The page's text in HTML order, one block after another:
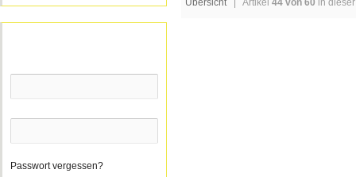
Passwort vergessen?
Übersicht| Artikel 44 von 60 in